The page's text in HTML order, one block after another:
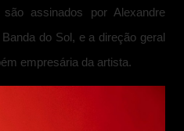
assinados por Alexandre
do Sol, e a direção geral
empresária da artista.